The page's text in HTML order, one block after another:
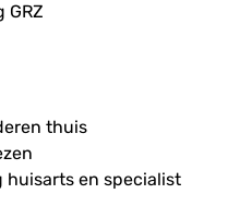
thuis
huisarts en specialist